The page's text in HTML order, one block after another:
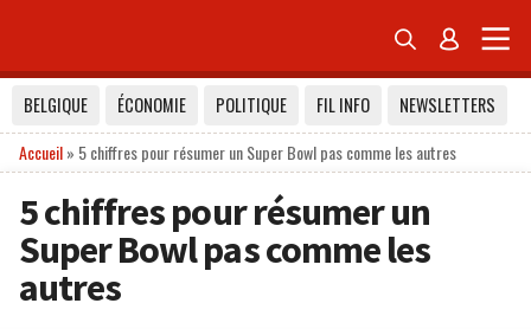
 
BELGIQUE ÉCONOMIE POLITIQUE FIL INFO
NEWSLETTERS
Accueil» 5 chiffres pour résumer un Super Bowl pas comme les autres
5 chiffres pour résumer un
Super Bowl pas comme les
autres